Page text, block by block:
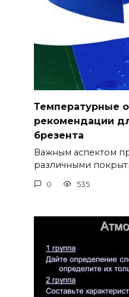
Температурные
рекомендации
брезента
Важным аспектом
различными
0 535